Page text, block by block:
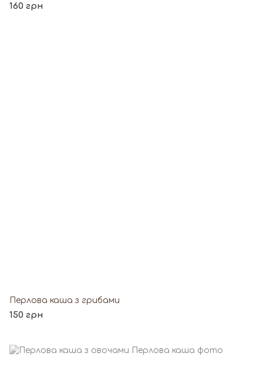
160 грн
Перлова каша з грибами
150 грн